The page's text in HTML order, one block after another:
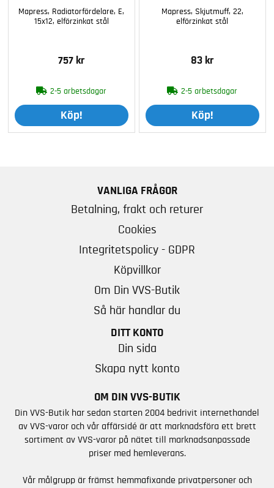
Mapress, Radiatorfördelare, E,
15x12, elförzinkat stål
757 kr
2-5 arbetsdagar
Köp!
Mapress, Skjutmuff, 22,
elförzinkat stål
83 kr
2-5 arbetsdagar
Köp!
VANLIGA FRÅGOR
Betalning, frakt och returer
Cookies
Integritetspolicy - GDPR
Köpvillkor
Om Din VVS-Butik
Så här handlar du
DITT KONTO
Din sida
Skapa nytt konto
OM DIN VVS-BUTIK
Din VVS-Butik har sedan starten 2004 bedrivit internethandel
av VVS-varor och vår affärsidé är att marknadsföra ett brett
sortiment av VVS-varor på nätet till marknadsanpassade
priser med hemleverans.
Vår målgrupp är främst hemmafixande privatpersoner och